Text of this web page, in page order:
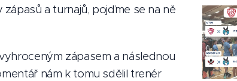
a turnajů, pojďme se na ně
zápasem a následnou
nám k tomu sdělil trenér